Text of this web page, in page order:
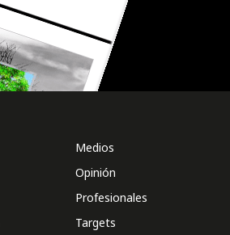
Medios
Opinión
Profesionales
Targets